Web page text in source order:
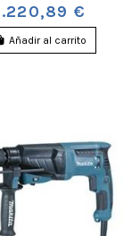
€
Añadir al carrito